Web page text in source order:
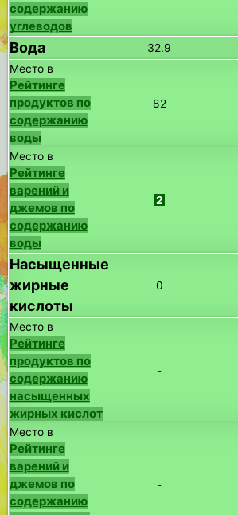
содержанию
углеводов
Вода
32.9
Место в
Рейтинге
продуктов по
содержанию
воды
82
Место в
Рейтинге
варений и
джемов по
содержанию
воды
2
Насыщенные
жирные
кислоты
0
Место в
Рейтинге
продуктов по
содержанию
насыщенных
жирных кислот
-
Место в
Рейтинге
варений и
джемов по
содержанию
-